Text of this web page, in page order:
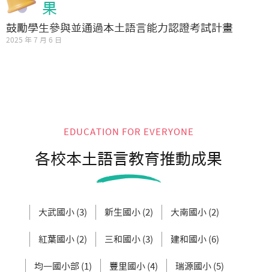
果
鼓勵學生參與並通過本土語言能力認證考試計畫
2025 年 7 月 6 日
EDUCATION FOR EVERYONE
各校本土語言教育推動成果
大武國小 (3) 新生國小 (2) 大南國小 (2)
紅葉國小 (2) 三和國小 (3) 建和國小 (6)
均一國小部 (1) 豐里國小 (4) 瑞源國小 (5)